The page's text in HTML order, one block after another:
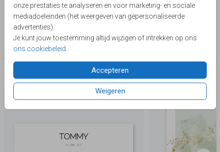
onze prestaties te analyseren en voor marketing- en sociale
mediadoeleinden (het weergeven van gepersonaliseerde
advertenties).
Je kunt jouw toestemming altijd wijzigen of intrekken op ons
ons cookiebeleid
Accepteren
Weigeren
luxe, wij hebben voor ieder wat wils. Onze folie
geboortekaartjes zijn echt uniek en perfect voor een
jongen. Met kader, folie, groen en watercolor brush. Wij
hebben verschillende ontwerpen. Al onze kaartjes zijn
gemaakt van hoogwaardige materialen, zodat je kaartje er
perfect uit gaat zien.
Toon meer
Collectie
Jongen
Deze producten zijn wellicht ook iets voor je